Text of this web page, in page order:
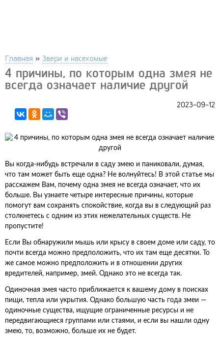
Главная » Звери и насекомые
4 причины, по которым одна змея не
всегда означает наличие другой
2023-09-12
Вы когда-нибудь встречали в саду змею и паниковали, думая,
что там может быть еще одна? Не волнуйтесь! В этой статье мы
расскажем Вам, почему одна змея не всегда означает, что их
больше. Вы узнаете четыре интересные причины, которые
помогут вам сохранять спокойствие, когда вы в следующий раз
столкнетесь с одним из этих нежелательных существ. Не
пропустите!
Если Вы обнаружили мышь или крысу в своем доме или саду, то
почти всегда можно предположить, что их там еще десятки. То
же самое можно предположить и в отношении других
вредителей, например, змей. Однако это не всегда так.
Одиночная змея часто приближается к вашему дому в поисках
пищи, тепла или укрытия. Однако большую часть года змеи —
одиночные существа, ищущие ограниченные ресурсы и не
передвигающиеся группами или стаями, и если вы нашли одну
змею, то, возможно, больше их не будет.